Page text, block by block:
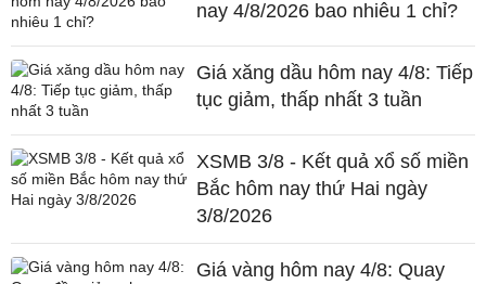
nay 4/8/2026 bao nhiêu 1 chỉ?
Giá xăng dầu hôm nay 4/8: Tiếp
tục giảm, thấp nhất 3 tuần
XSMB 3/8 - Kết quả xổ số miền
Bắc hôm nay thứ Hai ngày
3/8/2026
Giá vàng hôm nay 4/8: Quay